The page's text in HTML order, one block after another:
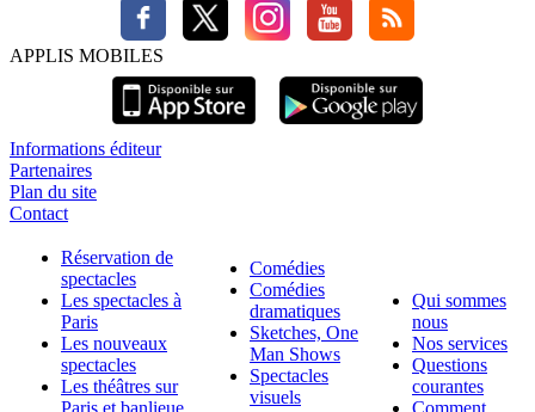
APPLIS MOBILES
Informations éditeur
Partenaires
Plan du site
Contact
Réservation de
spectacles
Les spectacles à
Paris
Les nouveaux
spectacles
Les théâtres sur
Comédies
Comédies
dramatiques
Sketches, One
Man Shows
Spectacles
visuels
Qui sommes
nous
Nos services
Questions
courantes